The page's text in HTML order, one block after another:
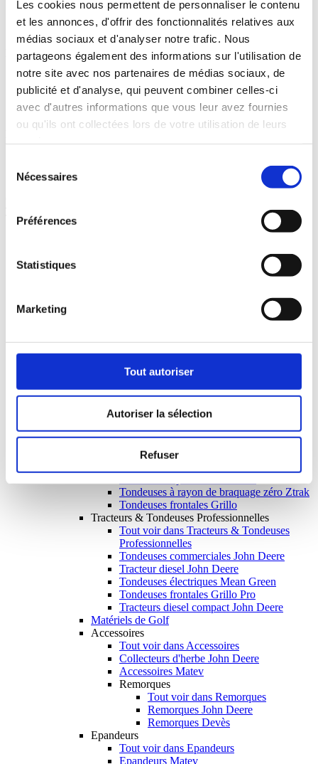
Les cookies nous permettent de personnaliser le contenu
et les annonces, d'offrir des fonctionnalités relatives aux
médias sociaux et d'analyser notre trafic. Nous
partageons également des informations sur l'utilisation de
notre site avec nos partenaires de médias sociaux, de
publicité et d'analyse, qui peuvent combiner celles-ci
avec d'autres informations que vous leur avez fournies
ou qu'ils ont collectées lors de votre utilisation de leurs
Nécessaires
Préférences
Statistiques
Marketing
Tout autoriser
Autoriser la sélection
Refuser
Nos services
Contact
Produits & Support
Nos produits
Service après-vente
Actualités
Soins du gazon
Tout voir dans Tondeuses à Gazon
Tondeuses PRO à conducteur marchant
Tondeuses hélicoïdales à cylindre
Scarificateurs
Tout voir dans Scarificateurs
Scarificateurs essence
Scarificateurs à remorquer
Tracteurs de Jardin & Tondeuses Autoportées
Tout voir dans Tracteurs de Jardin &
Tondeuses à rayon de braquage zéro Ztrak
Tondeuses frontales Grillo
Tracteurs & Tondeuses Professionnelles
Tout voir dans Tracteurs & Tondeuses
Professionnelles
Tondeuses commerciales John Deere
Tracteur diesel John Deere
Tondeuses électriques Mean Green
Tondeuses frontales Grillo Pro
Tracteurs diesel compact John Deere
Matériels de Golf
Accessoires
Tout voir dans Accessoires
Collecteurs d'herbe John Deere
Accessoires Matev
Remorques
Tout voir dans Remorques
Remorques John Deere
Remorques Devès
Epandeurs
Tout voir dans Epandeurs
Epandeurs Matev